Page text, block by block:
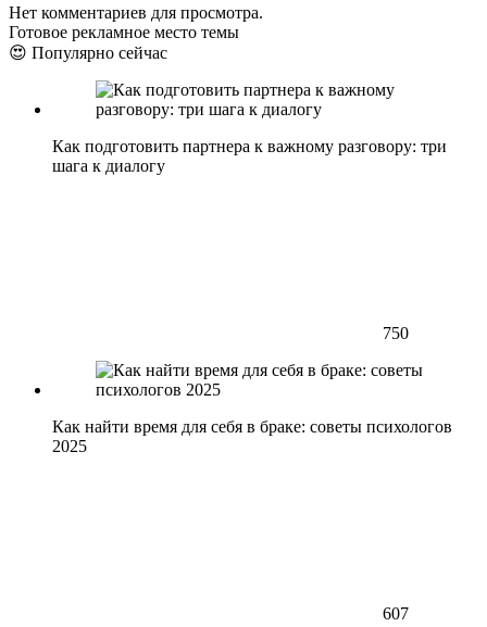
Нет комментариев для просмотра.
Готовое рекламное место темы
😍 Популярно сейчас
Как подготовить партнера к важному разговору: три
шага к диалогу
750
Как найти время для себя в браке: советы психологов
2025
607